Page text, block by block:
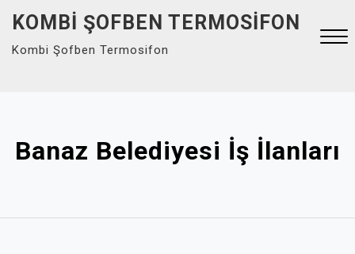
content
KOMBI ŞOFBEN TERMOSIFON
Kombi Şofben Termosifon
Banaz Belediyesi İş İlanları